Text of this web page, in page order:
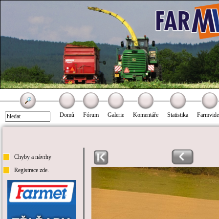
Domů Fórum Galerie Komentáře Statistika
Chyby a návrhy
Registrace zde.